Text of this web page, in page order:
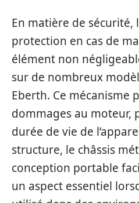
En matière de sécurité,
protection en cas de
élément non
sur de nombreux
Eberth. Ce mécanisme
dommages au moteur,
durée de vie de
structure, le châssis
conception portable
un aspect essentiel